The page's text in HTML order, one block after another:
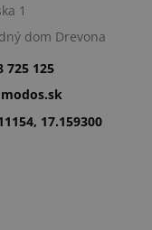
1
dom Drevona
725 125
17.159300